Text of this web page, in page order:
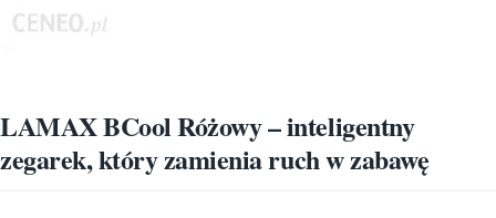
LAMAX BCool Różowy – inteligentny
zegarek, który zamienia ruch w zabawę